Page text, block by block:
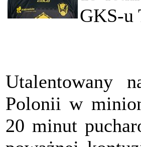
GKS-u
Utalentowany
Polonii w
20 minut